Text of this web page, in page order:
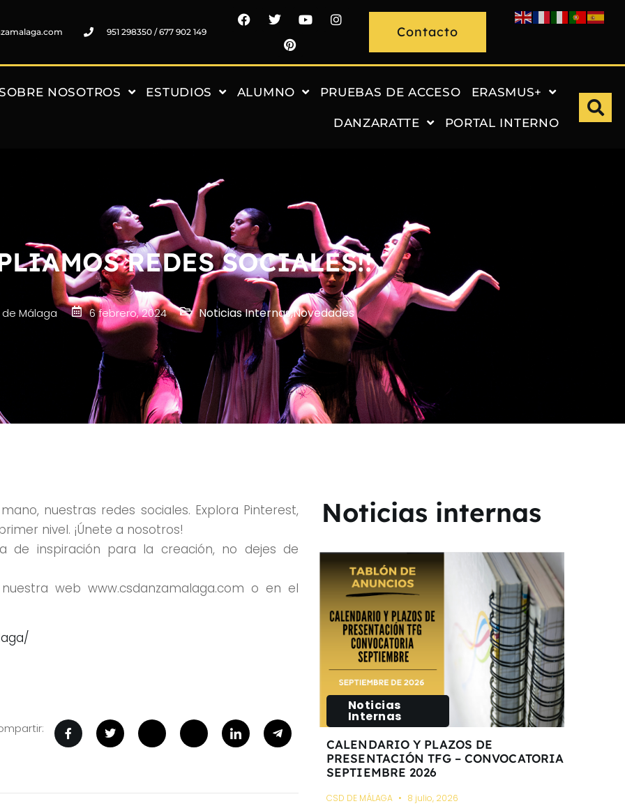
951 298350 / 677 902 149 Contacto
NOSOTROS ESTUDIOS ALUMNO PRUEBAS DE ACCESO ERASMUS+
DANZARATTE PORTAL INTERNO
REDES SOCIALES!!
de Málaga 6 febrero, 2024 Noticias Internas,Novedades
nuestras redes sociales. Explora Pinterest,
nivel. ¡Únete a nosotros!
de inspiración para la creación, no dejes de
web www.csdanzamalaga.com o en el
Noticias internas
Noticias
Internas
CALENDARIO Y PLAZOS DE
PRESENTACIÓN TFG – CONVOCATORIA
SEPTIEMBRE 2026
CSD DE MÁLAGA 8 julio, 2026